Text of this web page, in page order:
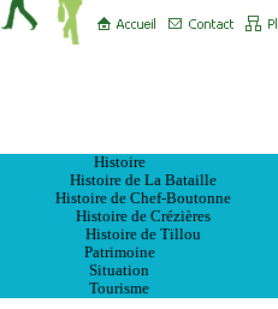
Histoire
Histoire de La Bataille
Histoire de Chef-Boutonne
Histoire de Crézières
Histoire de Tillou
Patrimoine
Situation
Tourisme